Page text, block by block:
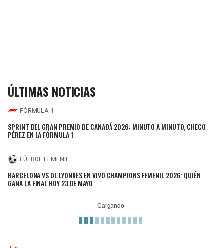
ÚLTIMAS NOTICIAS
FÓRMULA 1
SPRINT DEL GRAN PREMIO DE CANADÁ 2026: MINUTO A MINUTO, CHECO
PÉREZ EN LA FÓRMULA 1
FÚTBOL FEMENIL
BARCELONA VS OL LYONNES EN VIVO CHAMPIONS FEMENIL 2026: QUIÉN
GANA LA FINAL HOY 23 DE MAYO